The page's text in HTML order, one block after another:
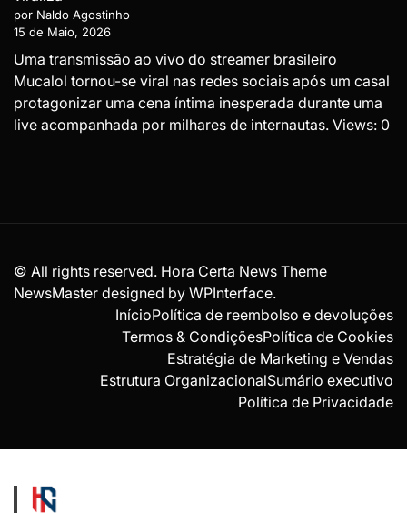
por Naldo Agostinho
15 de Maio, 2026
Uma transmissão ao vivo do streamer brasileiro
Mucalol tornou-se viral nas redes sociais após um casal
protagonizar uma cena íntima inesperada durante uma
live acompanhada por milhares de internautas. Views: 0
© All rights reserved. Hora Certa News Theme
NewsMaster designed by WPInterface.
InícioPolítica de reembolso e devoluções
Termos & CondiçõesPolítica de Cookies
Estratégia de Marketing e Vendas
Estrutura OrganizacionalSumário executivo
Política de Privacidade